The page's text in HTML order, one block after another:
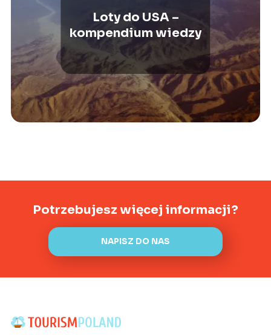
Loty do USA –
kompendium wiedzy
Potrzebujesz więcej informacji?
NAPISZ DO NAS